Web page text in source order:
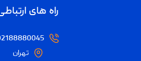
راه های
تهران